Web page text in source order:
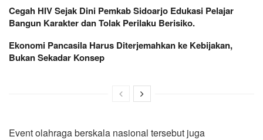
Cegah HIV Sejak Dini Pemkab Sidoarjo Edukasi Pelajar
Bangun Karakter dan Tolak Perilaku Berisiko.
Ekonomi Pancasila Harus Diterjemahkan ke Kebijakan,
Bukan Sekadar Konsep
Event olahraga berskala nasional tersebut juga